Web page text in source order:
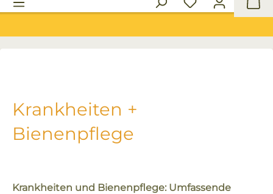
Krankheiten +
Bienenpflege
Krankheiten und Bienenpflege: Umfassende